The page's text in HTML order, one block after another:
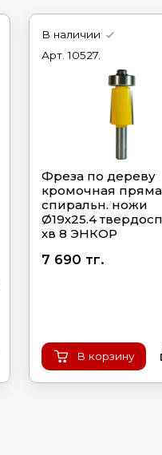
В наличии
Арт.10527.
Фреза по дереву
кромочная
спиральн. ножи
Ø19х25.4
хв 8 ЭНКОР
7 690 тг.
В корзину